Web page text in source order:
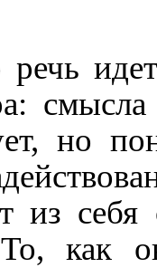
речь
но
из
как